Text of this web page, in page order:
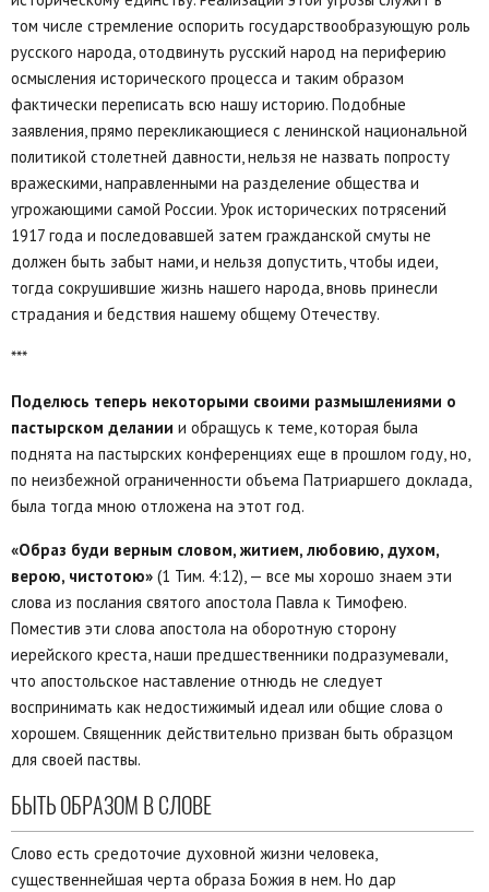
том числе стремление оспорить государствообразующую роль
русского народа, отодвинуть русский народ на периферию
осмысления исторического процесса и таким образом
фактически переписать всю нашу историю. Подобные
заявления, прямо перекликающиеся с ленинской национальной
политикой столетней давности, нельзя не назвать попросту
вражескими, направленными на разделение общества и
угрожающими самой России. Урок исторических потрясений
1917 года и последовавшей затем гражданской смуты не
должен быть забыт нами, и нельзя допустить, чтобы идеи,
тогда сокрушившие жизнь нашего народа, вновь принесли
страдания и бедствия нашему общему Отечеству.
***
Поделюсь теперь некоторыми своими размышлениями о
пастырском делании и обращусь к теме, которая была
поднята на пастырских конференциях еще в прошлом году, но,
по неизбежной ограниченности объема Патриаршего доклада,
была тогда мною отложена на этот год.
«Образ буди верным словом, житием, любовию, духом,
верою, чистотою» (1 Тим. 4:12), — все мы хорошо знаем эти
слова из послания святого апостола Павла к Тимофею.
Поместив эти слова апостола на оборотную сторону
иерейского креста, наши предшественники подразумевали,
что апостольское наставление отнюдь не следует
воспринимать как недостижимый идеал или общие слова о
хорошем. Священник действительно призван быть образцом
для своей паствы.
БЫТЬ ОБРАЗОМ В СЛОВЕ
Слово есть средоточие духовной жизни человека,
существеннейшая черта образа Божия в нем. Но дар